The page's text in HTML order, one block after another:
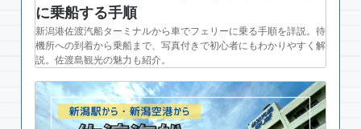
に乗船する手順
新潟港佐渡汽船ターミナルから車でフェリーに乗る手順を詳説。待
機所への到着から乗船まで、写真付きで初心者にもわかりやすく解
説。佐渡島観光の魅力も紹介。